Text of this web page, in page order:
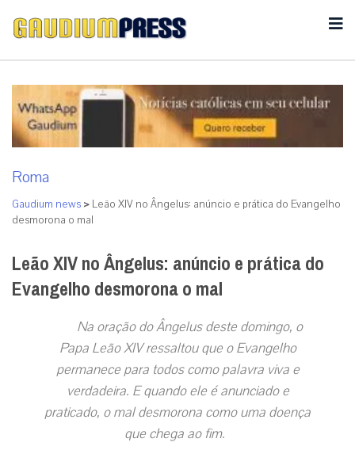
Roma
Gaudium news > Leão XIV no Ângelus: anúncio e prática do Evangelho
desmorona o mal
Leão XIV no Ângelus: anúncio e prática do
Evangelho desmorona o mal
Na oração do Ângelus deste domingo, o
Papa Leão XIV ressaltou que o Evangelho
permanece para todos como palavra viva e
verdadeira. E quando ele é anunciado e
praticado, o mal desmorona como uma doença
que chega ao fim.